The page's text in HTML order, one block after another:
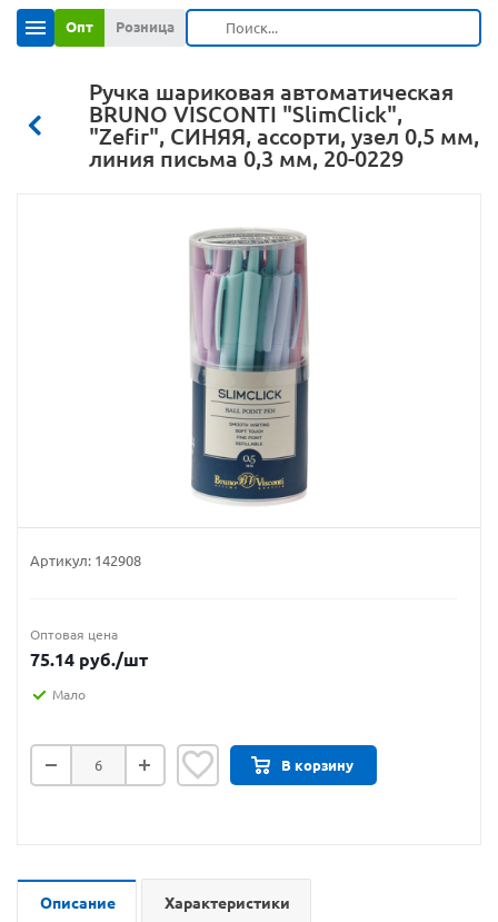
Опт Розница
Ручка шариковая автоматическая
BRUNO VISCONTI "SlimClick",
"Zefir", СИНЯЯ, ассорти, узел 0,5 мм,
линия письма 0,3 мм, 20-0229
Артикул: 142908
Оптовая цена
75.14 руб./шт
Мало
В корзину
Описание Характеристики